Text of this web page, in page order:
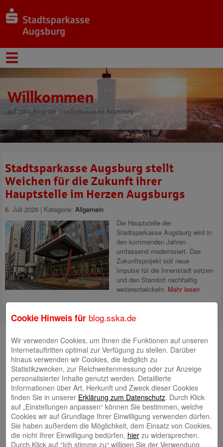
Willkommen
auf dem Blog der Stadtsparkasse Augsburg
Stadtsparkasse Augsburg stellt
Weichen für die Zukunft ihrer
Hauptstelle im Herzen Augsburgs
6. Juli 2026 | Kategorie: Allgemein
Die Hauptstelle der
Stadtsparkasse Augsburg wird in
den kommenden Jahren
umfassend modernisiert. Das
Zukunftsprojekt soll neue
Impulse für die Innenstadt setzen
und den Standort nachhaltig
weiterentwickeln. Mehr lesen
Neueste Beiträge
Radlkonvoi des FFH feiert Einweihung des neuen
Campus Nord 5. August 2026
Willkommen bei Kinder im Mittelpunkt e.V. 24. Juli 2026
Tierische Erlebnisse, Bewegung und Begegnungen –
Cookie Hinweis für blog.sska.de
Wir verwenden Cookies, um Ihnen die Funktionen auf unseren
Internetauftritten optimal zur Verfügung zu stellen. Darüber
hinaus verwenden wir Cookies, die lediglich zu
Statistikzwecken, zur Reichweitenmessung oder zur Anzeige
personalisierter Inhalte genutzt werden. Detaillierte
Informationen über Art, Herkunft und Zweck dieser Cookies
finden Sie in unserer Erklärung zum Datenschutz. Durch Klick
auf „Einstellungen anpassen“ können Sie bestimmen, welche
Cookies wir auf Grundlage Ihrer Einwilligung verwenden dürfen.
Sie haben außerdem die Möglichkeit, dem Einsatz von Cookies,
die nicht Ihrer Einwilligung bedürfen, hierzu widersprechen.
Durch Klick auf “Ich stimme zu“ willigen Sie der Verwendung